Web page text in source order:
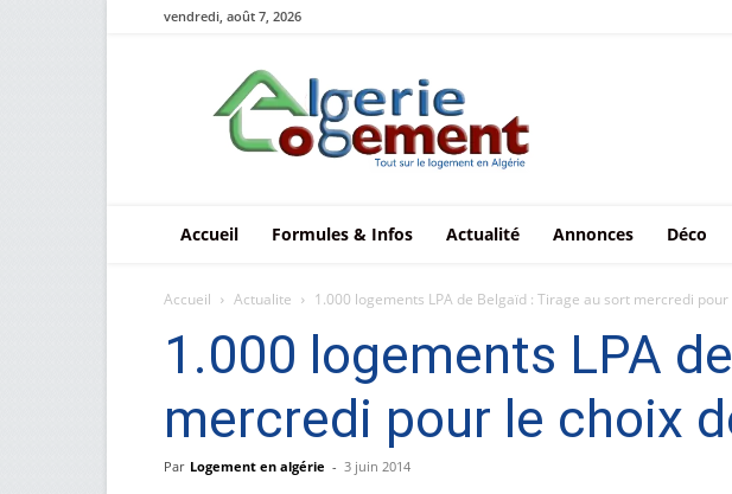
vendredi, août 7, 2026
Le
logement
en
Algérie
Accueil Formules & Infos Actualité Annonces Déco
Accueil Actualite 1.000 logements LPA de Belgaïd : Tirage au sort mercredi pour
1.000 logements LPA
mercredi pour le choix
Par Logement en algérie - 3 juin 2014